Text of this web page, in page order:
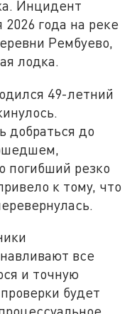
Инцидент
года на реке
Рембуево,
лодка.
49-летний
добраться до
погибший резко
к тому, что
все
и точную
будет